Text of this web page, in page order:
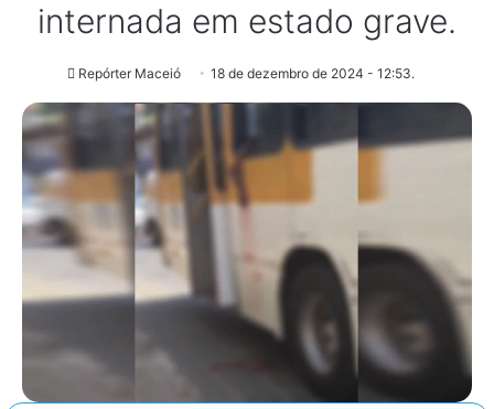
internada em estado grave.
Repórter Maceió 18 de dezembro de 2024 - 12:53.